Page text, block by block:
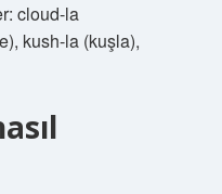
cloud-la
kush-la (kuşla),